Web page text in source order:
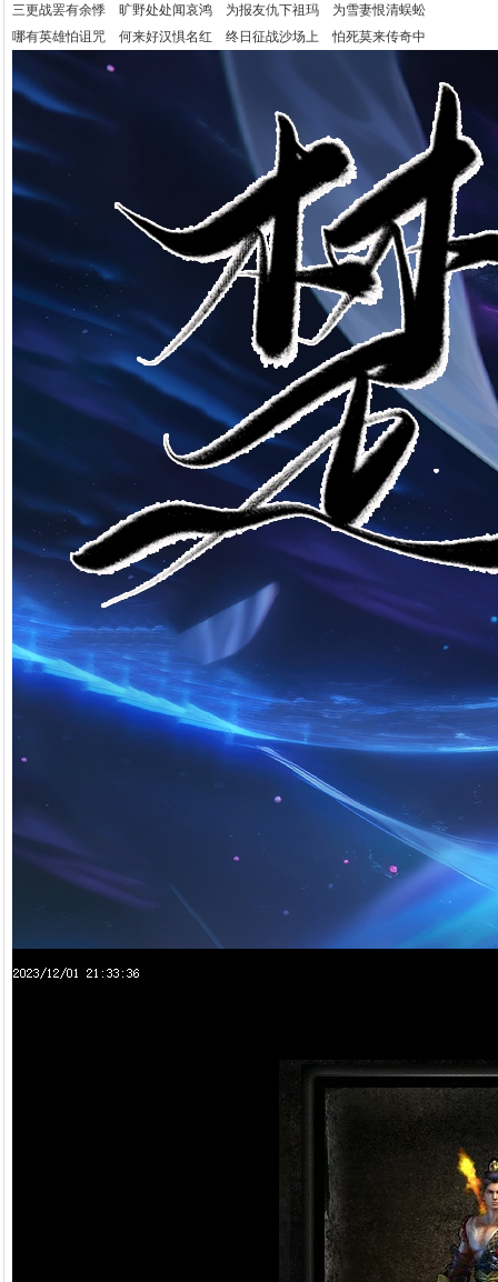
三更战罢有余悸 旷野处处闻哀鸿 为报友仇下祖玛 为雪妻恨清蜈蚣
哪有英雄怕诅咒 何来好汉惧名红 终日征战沙场上 怕死莫来传奇中